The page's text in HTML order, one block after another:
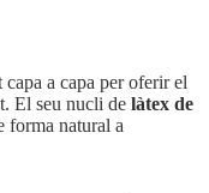
a capa per oferir el
El seu nucli de làtex de
forma natural a